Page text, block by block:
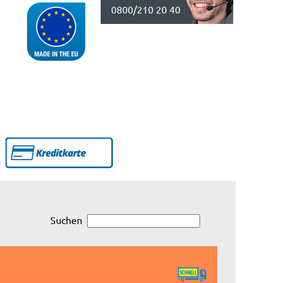
0800/210 20 40
Suchen